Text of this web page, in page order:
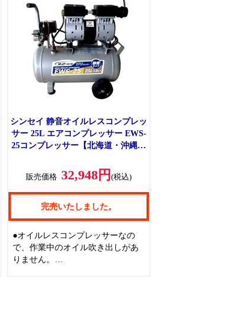
シンセイ 静音オイルレスコンプレッ
サー 25L エアコンプレッサー EWS-
25コンプレッサー【北海道・沖縄・
【〇】
販売価格 32,948円 (税込)
完売いたしました。
●オイルレスコンプレッサーなの
で、作業中のオイル吹き出しがあ
りません。